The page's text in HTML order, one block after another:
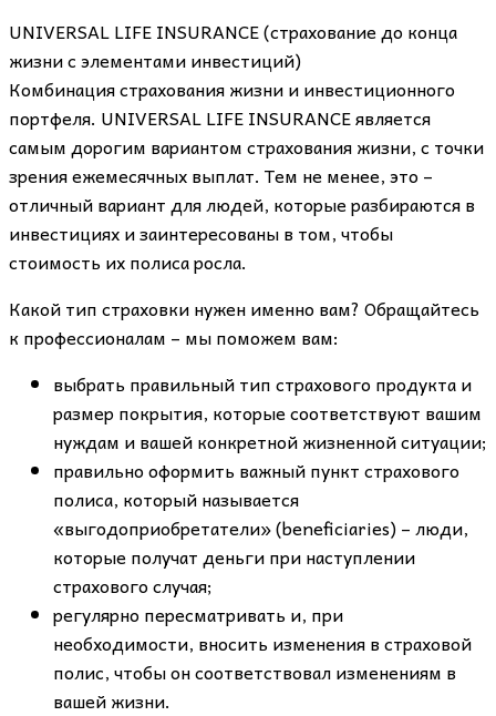
UNIVERSAL LIFE INSURANCE (страхование до конца
жизни с элементами инвестиций)
Комбинация страхования жизни и инвестиционного
портфеля. UNIVERSAL LIFE INSURANCE является
самым дорогим вариантом страхования жизни, с точки
зрения ежемесячных выплат. Тем не менее, это –
отличный вариант для людей, которые разбираются в
инвестициях и заинтересованы в том, чтобы
стоимость их полиса росла.
Какой тип страховки нужен именно вам? Обращайтесь
к профессионалам – мы поможем вам:
выбрать правильный тип страхового продукта и
размер покрытия, которые соответствуют вашим
нуждам и вашей конкретной жизненной ситуации;
правильно оформить важный пункт страхового
полиса, который называется
«выгодоприобретатели» (beneficiaries) – люди,
которые получат деньги при наступлении
страхового случая;
регулярно пересматривать и, при
необходимости, вносить изменения в страховой
полис, чтобы он соответствовал изменениям в
вашей жизни.